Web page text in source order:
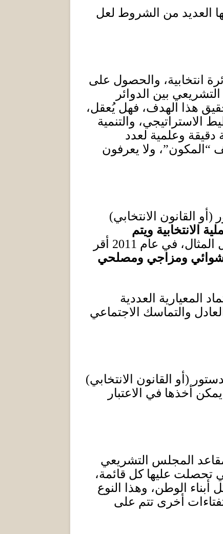
العديد من الشروط لعل
انتخابية، والحصول على
بين الدوائر
هذا الهدف، فهل يُعقل،
الاستراتيجي، والتنمية
دقيقة وعلمية لعدد
“المكون”، ولا يعرفون
( أو القانون الانتخابي)
الانتخابية ويتم
المثال، في عام 2011 أقر
ومزاجي ومصلحي
المعيارية العددية
والتماسك الاجتماعي
( أو القانون الانتخابي)
أخذها في الاعتبار
مقاعد المجلس التشريعي
تحصلت عليها كل قائمة،
أبناء الوطن، وهذا النوع
أخرى تتم على